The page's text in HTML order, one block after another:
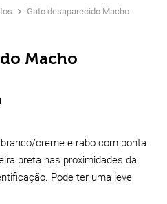
Gato desaparecido Macho
Macho
creme e rabo com ponta
preta nas proximidades da
Pode ter uma leve